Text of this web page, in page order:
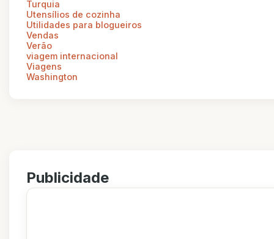
Turquia
Utensílios de cozinha
Utilidades para blogueiros
Vendas
Verão
viagem internacional
Viagens
Washington
Publicidade